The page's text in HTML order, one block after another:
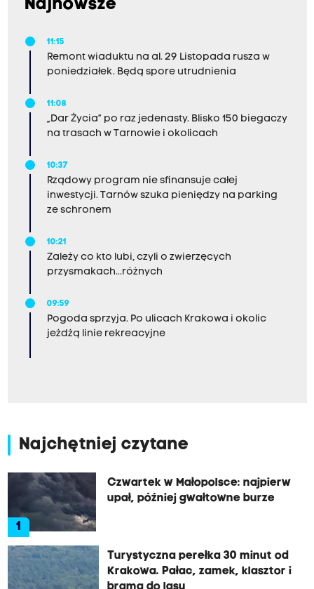
Najnowsze
11:15
Remont wiaduktu na al. 29 Listopada rusza w
poniedziałek. Będą spore utrudnienia
11:08
„Dar Życia” po raz jedenasty. Blisko 150 biegaczy
na trasach w Tarnowie i okolicach
10:37
Rządowy program nie sfinansuje całej
inwestycji. Tarnów szuka pieniędzy na parking
ze schronem
10:21
Zależy co kto lubi, czyli o zwierzęcych
przysmakach...różnych
09:59
Pogoda sprzyja. Po ulicach Krakowa i okolic
jeżdżą linie rekreacyjne
Najchętniej czytane
1
Czwartek w Małopolsce: najpierw
upał, później gwałtowne burze
Turystyczna perełka 30 minut od
Krakowa. Pałac, zamek, klasztor i